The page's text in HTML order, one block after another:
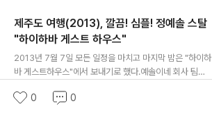
제주도 여행(2013), 깔끔! 심플! 정예솔 스탈
"하이하바 게스트 하우스"
2013년 7월 7일 모든 일정을 마치고 마지막 밤은 "하이하
바 게스트하우스"에서 보내기로 했다.예솔이네 회사 팀장
준비하고 계셨는데근처에 계셔서 밤에 게스트 하우스에서
0 0 2016. 7. 3.
0 0